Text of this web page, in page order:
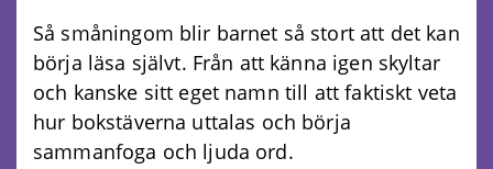
Så småningom blir barnet så stort att det kan
börja läsa självt. Från att känna igen skyltar
och kanske sitt eget namn till att faktiskt veta
hur bokstäverna uttalas och börja
sammanfoga och ljuda ord.